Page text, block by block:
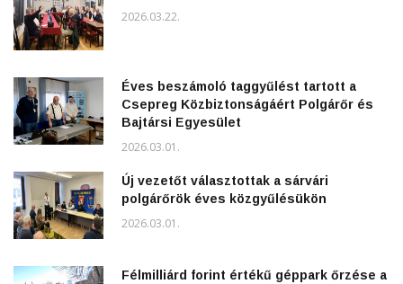
2026.03.22.
Éves beszámoló taggyűlést tartott a
Csepreg Közbiztonságáért Polgárőr és
Bajtársi Egyesület
2026.03.01.
Új vezetőt választottak a sárvári
polgárőrök éves közgyűlésükön
2026.03.01.
Félmilliárd forint értékű géppark őrzése a